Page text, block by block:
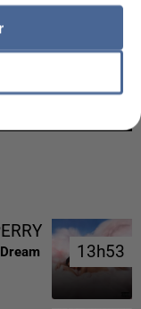
PAR UNE
13h53
13h53